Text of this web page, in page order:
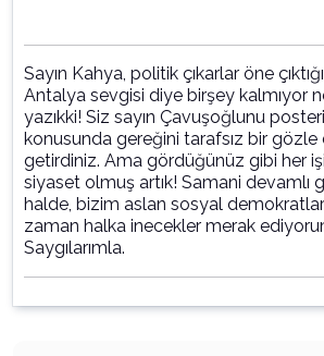
Sayın Kahya, politik çıkarlar öne
Antalya sevgisi diye birşey kalmıyor
yazıkki! Siz sayın Çavuşoğlunu posteri
konusunda gereğini tarafsız bir gözle
getirdiniz. Ama gördüğünüz gibi her
siyaset olmuş artık! Samani devamlı
halde, bizim aslan sosyal
zaman halka inecekler merak
Saygılarımla.